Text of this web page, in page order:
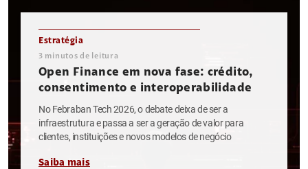
Estratégia
3 minutos de leitura
Open Finance em nova fase: crédito,
consentimento e interoperabilidade
No Febraban Tech 2026, o debate deixa de ser a
infraestrutura e passa a ser a geração de valor para
clientes, instituições e novos modelos de negócio
Saiba mais